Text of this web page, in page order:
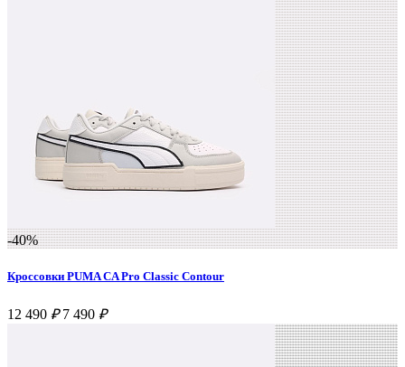
-40%
Кроссовки PUMA CA Pro Classic Contour
12 490 ₽ 7 490 ₽